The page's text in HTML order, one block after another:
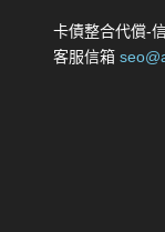
卡債整合代償-
客服信箱